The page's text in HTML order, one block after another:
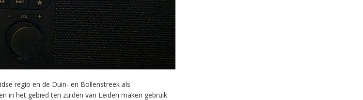
regio en de Duin- en Bollenstreek als
in het gebied ten zuiden van Leiden maken gebruik